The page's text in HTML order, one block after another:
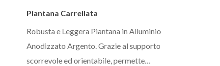
Carrellata
Piantana Carrellata
Robusta e Leggera Piantana in Alluminio
Anodizzato Argento. Grazie al supporto
scorrevole ed orientabile, permette…